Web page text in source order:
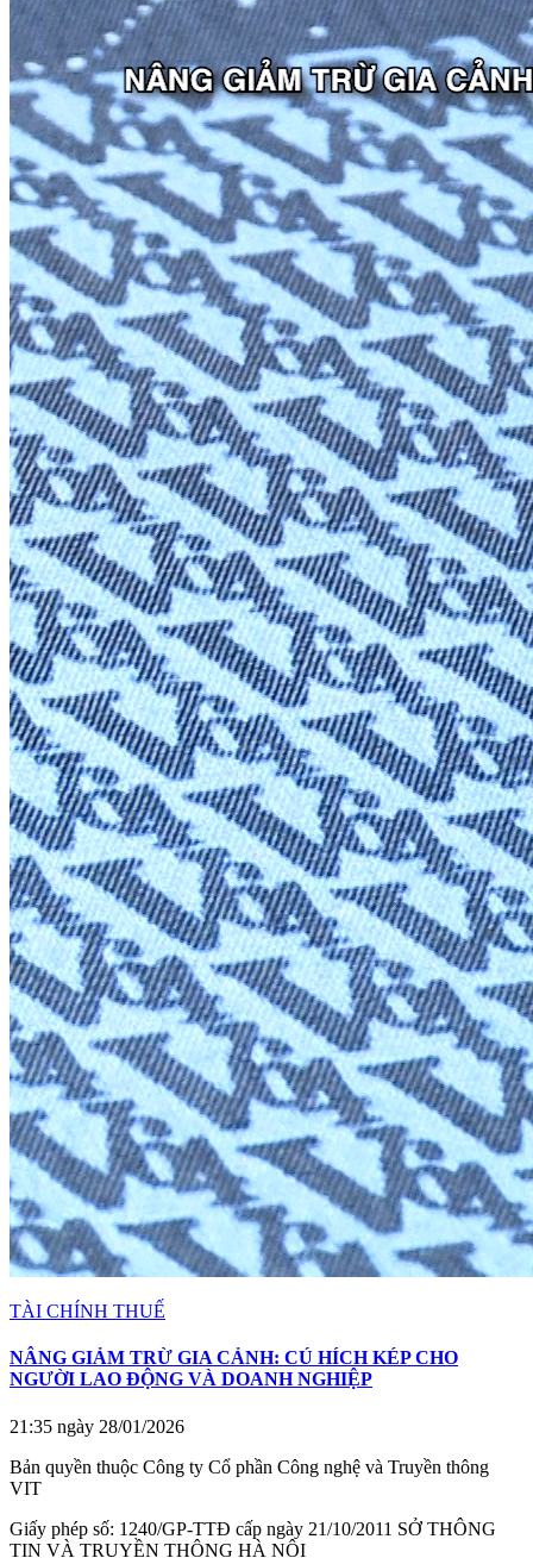
TÀI CHÍNH THUẾ
NÂNG GIẢM TRỪ GIA CẢNH: CÚ HÍCH KÉP CHO
NGƯỜI LAO ĐỘNG VÀ DOANH NGHIỆP
21:35 ngày 28/01/2026
Bản quyền thuộc Công ty Cổ phần Công nghệ và Truyền thông
VIT
Giấy phép số: 1240/GP-TTĐ cấp ngày 21/10/2011 SỞ THÔNG
TIN VÀ TRUYỀN THÔNG HÀ NỘI